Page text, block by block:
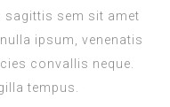
sagittis sem sit amet
ipsum, venenatis
convallis neque.
tempus.